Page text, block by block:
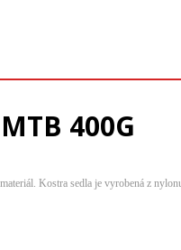
400G
Kostra sedla je vyrobená z